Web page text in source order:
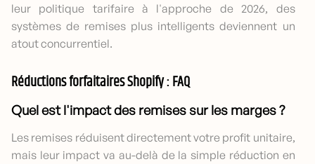
leur politique tarifaire à l'approche de 2026, des
systèmes de remises plus intelligents deviennent un
atout concurrentiel.
Réductions forfaitaires Shopify : FAQ
Quel est l'impact des remises sur les marges ?
Les remises réduisent directement votre profit unitaire,
mais leur impact va au-delà de la simple réduction en